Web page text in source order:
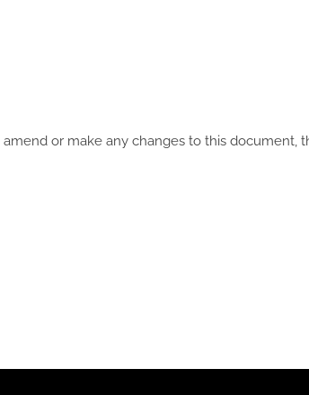
or make any changes to this document,